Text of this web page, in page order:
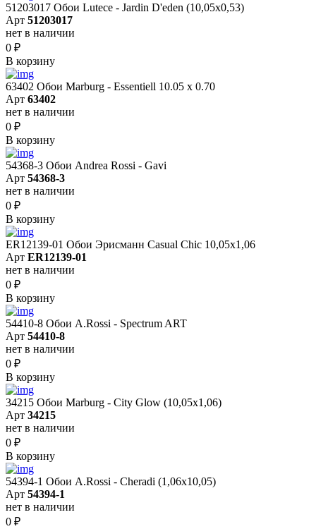
51203017 Обои Lutece - Jardin D'eden (10,05x0,53)
Арт 51203017
нет в наличии
0 ₽
В корзину
63402 Обои Marburg - Essentiell 10.05 х 0.70
Арт 63402
нет в наличии
0 ₽
В корзину
54368-3 Обои Andrea Rossi - Gavi
Арт 54368-3
нет в наличии
0 ₽
В корзину
ER12139-01 Обои Эрисманн Casual Chic 10,05x1,06
Арт ER12139-01
нет в наличии
0 ₽
В корзину
54410-8 Обои A.Rossi - Spectrum ART
Арт 54410-8
нет в наличии
0 ₽
В корзину
34215 Обои Marburg - City Glow (10,05x1,06)
Арт 34215
нет в наличии
0 ₽
В корзину
54394-1 Обои A.Rossi - Cheradi (1,06x10,05)
Арт 54394-1
нет в наличии
0 ₽